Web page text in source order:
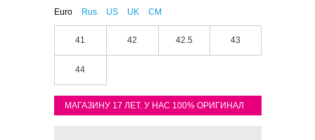
Euro Rus US UK CM
41 42 42.5 43
44
МАГАЗИНУ 17 ЛЕТ. У НАС 100% ОРИГИНАЛ